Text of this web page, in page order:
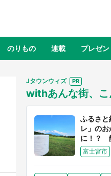
山形 福島
千葉 東京 神
のりもの 連載 プレゼン
ふるさと納税
Jタウンウィズ
withあんな街、こ
ふるさと
レ」の
に！？
富士山産
ゴイ街
富士宮市